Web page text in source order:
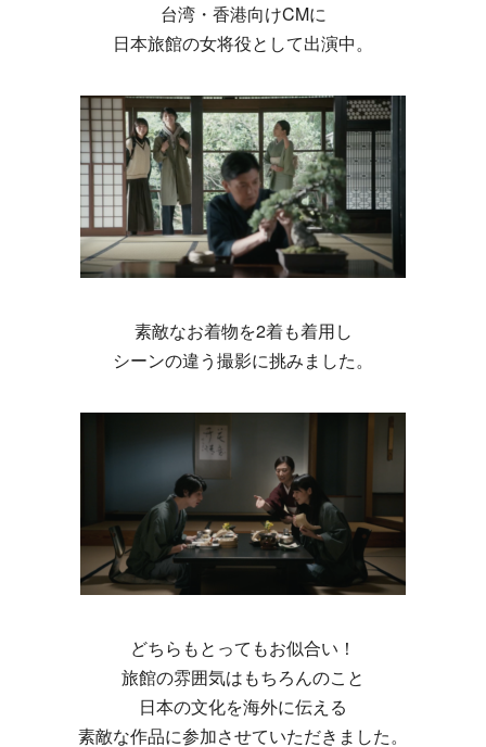
台湾・香港向けCMに
日本旅館の女将役として出演中。
素敵なお着物を2着も着用し
シーンの違う撮影に挑みました。
どちらもとってもお似合い！
旅館の雰囲気はもちろんのこと
日本の文化を海外に伝える
素敵な作品に参加させていただきました。